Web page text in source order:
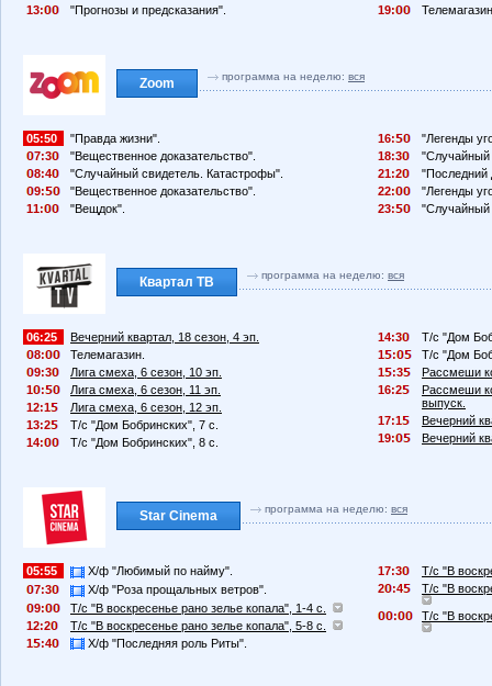
13: "Прогнозы и предсказания". 19:
Zoom программа на неделю: вся
05:50
"Правда жизни".
7:3
"Вещественное доказательство".
8:4
"Случайный свидетель. Катастрофы".
9:
"Вещественное доказательство".
11:
"Вещдок".
16:
"Легенды
18:3
"Случайный
21:2
"Последний
22:
"Легенды
23:
"Случайный
Квартал ТВ программа на неделю: вся
06:25
Вечерний квартал, 18 сезон, 4 эп.
8:
Телемагазин.
9:3
Лига смеха, 6 сезон, 10 эп.
1
:
Лига смеха, 6 сезон, 11 эп.
12:1
Лига смеха, 6 сезон, 12 эп.
13:2
Т/с "Дом Бобринских", 7 с.
14:
Т/с "Дом Бобринских", 8 с.
14:3
Т/с "Дом
1
:
Т/с "Дом
1
:3
Рассмеши
16:2
Рассмеши
выпуск.
17:1
Вечерний
19:
Вечерний
Star Cinema программа на неделю: вся
05:55
Х/ф "Любимый по найму".
7:3
Х/ф "Роза прощальных ветров".
9:
Т/с "В воскресенье рано зелье копала", 1-4 с.
12:2
Т/с "В воскресенье рано зелье копала", 5-8 с.
1
:4 Х/ф "Последняя роль Риты".
17:3
Т/с "В
2
:4 Т/с "В
: Т/с "В